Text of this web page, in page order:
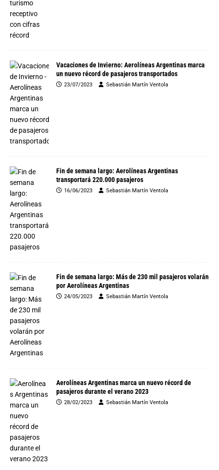
Vacaciones de Invierno: Aerolíneas Argentinas marca
un nuevo récord de pasajeros transportados
23/07/2023 Sebastián Martín Ventola
Fin de semana largo: Aerolíneas Argentinas
transportará 220.000 pasajeros
16/06/2023 Sebastián Martín Ventola
Fin de semana largo: Más de 230 mil pasajeros volarán
por Aerolíneas Argentinas
24/05/2023 Sebastián Martín Ventola
Aerolíneas Argentinas marca un nuevo récord de
pasajeros durante el verano 2023
28/02/2023 Sebastián Martín Ventola